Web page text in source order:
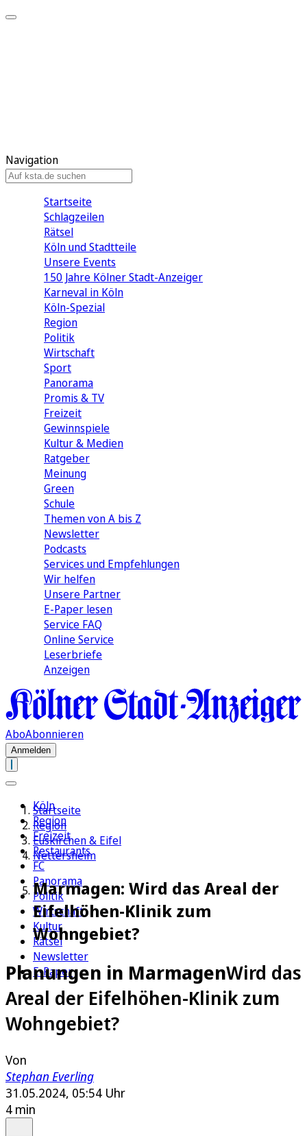
Navigation
Startseite
Schlagzeilen
Rätsel
Köln und Stadtteile
Unsere Events
150 Jahre Kölner Stadt-Anzeiger
Karneval in Köln
Köln-Spezial
Region
Politik
Wirtschaft
Sport
Panorama
Promis & TV
Freizeit
Gewinnspiele
Kultur & Medien
Ratgeber
Meinung
Green
Schule
Themen von A bis Z
Newsletter
Podcasts
Services und Empfehlungen
Wir helfen
Unsere Partner
E-Paper lesen
Service FAQ
Online Service
Leserbriefe
Anzeigen
AboAbonnieren
Anmelden
Köln
Region
Freizeit
Restaurants
FC
Panorama
Politik
Wirtschaft
Kultur
Rätsel
Newsletter
E-Paper
Startseite
Region
Euskirchen & Eifel
Nettersheim
Marmagen: Wird das Areal der
Eifelhöhen-Klinik zum
Wohngebiet?
Planungen in MarmagenWird das
Areal der Eifelhöhen-Klinik zum
Wohngebiet?
Von
Stephan Everling
31.05.2024, 05:54 Uhr
4 min